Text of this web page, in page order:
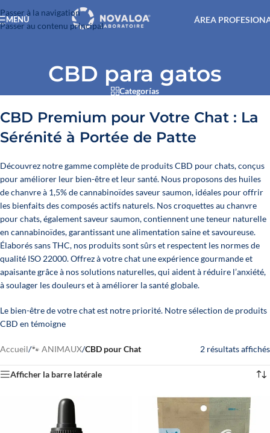
Passer à la navigation
Passer au contenu principal
MENÚ ÁREA
CBD para gatos
Categorías
CBD Premium pour Votre Chat : La
Sérénité à Portée de Patte
Découvrez notre gamme complète de produits CBD pour chats, conçus
pour améliorer leur bien-être et leur santé. Nous proposons des huiles
de chanvre à 1,5% de cannabinoïdes saveur saumon, idéales pour offrir
les bienfaits des composés actifs naturels. Nos croquettes au chanvre
pour chats, également saveur saumon, contiennent une teneur naturelle
en cannabinoïdes, garantissant une alimentation saine et savoureuse.
Élaborés sans THC, nos produits sont sûrs et respectent les normes de
qualité ISO 22000. Offrez à votre chat une expérience gourmande et
apaisante grâce à nos solutions naturelles, qui aident à réduire l’anxiété,
à soulager les douleurs et à améliorer la santé globale.
Le bien-être de votre chat est notre priorité. Notre sélection de produits
CBD en témoigne
Accueil/🐾 ANIMAUX/CBD pour Chat 2 résultats affichés
Afficher la barre latérale